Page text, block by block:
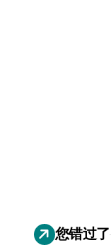
您错过了